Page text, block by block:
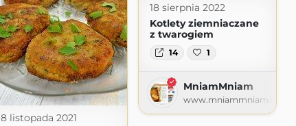
18 sierpnia 2022
Kotlety ziemniaczane
z twarogiem
14 1
MniamMniam
www.mniammniam.com
8 listopada 2021